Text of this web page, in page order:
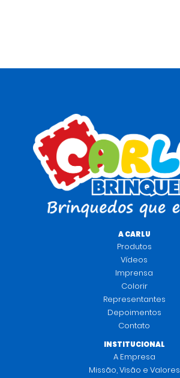
A CARLU
Produtos
Vídeos
Imprensa
Colorir
Representantes
Depoimentos
Contato
INSTITUCIONAL
A Empresa
Missão, Visão e Valores